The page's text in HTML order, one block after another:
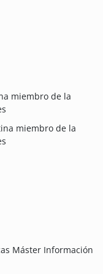
miembro de la
miembro de la
Máster Información